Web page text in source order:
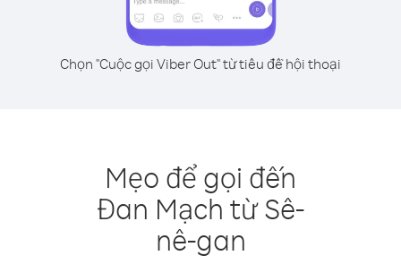
Chọn "Cuộc gọi Viber Out" từ tiêu đề hội thoại
Mẹo để gọi đến
Đan Mạch từ Sê-
nê-gan